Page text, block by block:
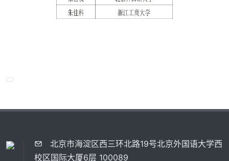
北京市海淀区西三环北路19号北京外国语大学西
校区国际大厦6层 100089